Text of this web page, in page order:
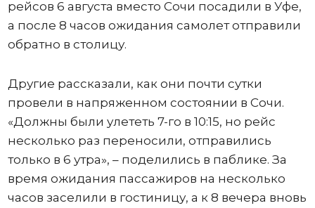
рейсов 6 августа вместо Сочи посадили в Уфе,
а после 8 часов ожидания самолет отправили
обратно в столицу.
Другие рассказали, как они почти сутки
провели в напряженном состоянии в Сочи.
«Должны были улететь 7-го в 10:15, но рейс
несколько раз переносили, отправились
только в 6 утра», – поделились в паблике. За
время ожидания пассажиров на несколько
часов заселили в гостиницу, а к 8 вечера вновь